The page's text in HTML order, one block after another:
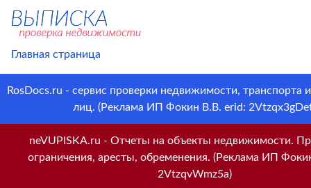
Главная страница
RosDocs.ru - сервис проверки недвижимости, транспорта
лиц. (Реклама ИП Фокин В.В. erid:
neVUPISKA.ru - Отчеты на объекты недвижимости.
ограничения, аресты, обременения. (Реклама ИП
2VtzqvWmz5a)